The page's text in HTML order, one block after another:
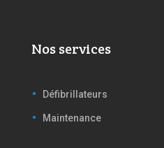
Nos services
Défibrillateurs
Maintenance